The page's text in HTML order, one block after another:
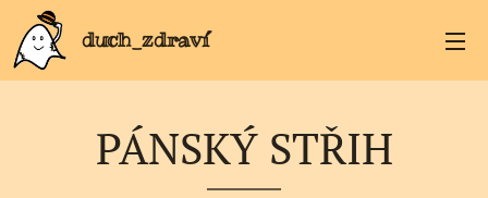
duch_zdraví
PÁNSKÝ STŘIHzjistila, že
nemám fotku